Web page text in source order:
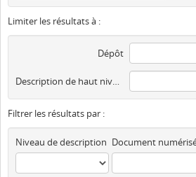
Limiter les résultats à :
Dépôt
Description de haut niveau
Filtrer les résultats par :
Niveau de description